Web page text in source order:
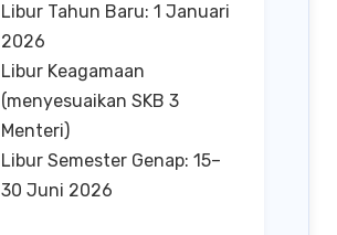
Libur Tahun Baru: 1 Januari
2026
Libur Keagamaan
(menyesuaikan SKB 3
Menteri)
Libur Semester Genap: 15–
30 Juni 2026